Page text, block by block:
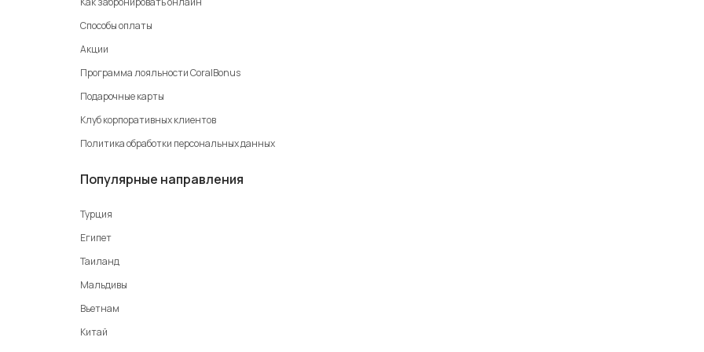
Способы оплаты
Акции
Программа лояльности CoralBonus
Подарочные карты
Клуб корпоративных клиентов
Политика обработки персональных данных
Популярные направления
Турция
Египет
Таиланд
Мальдивы
Вьетнам
Китай